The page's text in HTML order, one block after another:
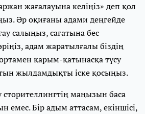
жағалауына келіңіз» деп қол
Әр оқиғаны адами деңгейде
салыңыз, сағатына бес
адам жаратылғалы біздің
қарым-қатынасқа түсу
жылдамдықты іске қосыңыз.
маңызын баса
емес. Бір адым аттасам, екіншісі,